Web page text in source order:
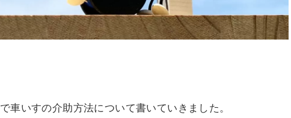
で車いすの介助方法について書いていきました。